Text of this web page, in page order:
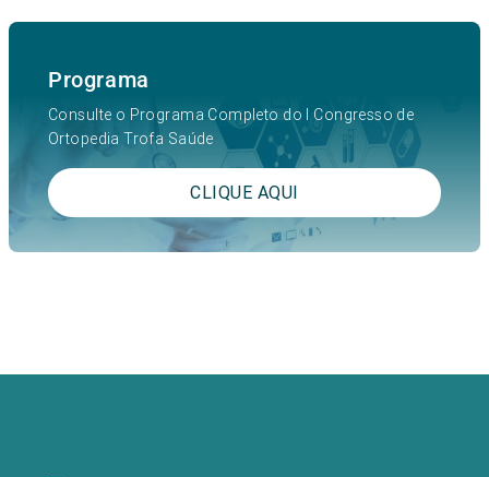
Programa
Consulte o Programa Completo do I Congresso de
Ortopedia Trofa Saúde
CLIQUE AQUI